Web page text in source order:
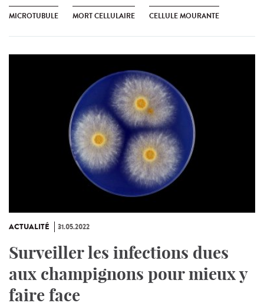
MICROTUBULE MORT CELLULAIRE CELLULE MOURANTE
ACTUALITÉ 31.05.2022
Surveiller les infections dues
aux champignons pour mieux y
faire face